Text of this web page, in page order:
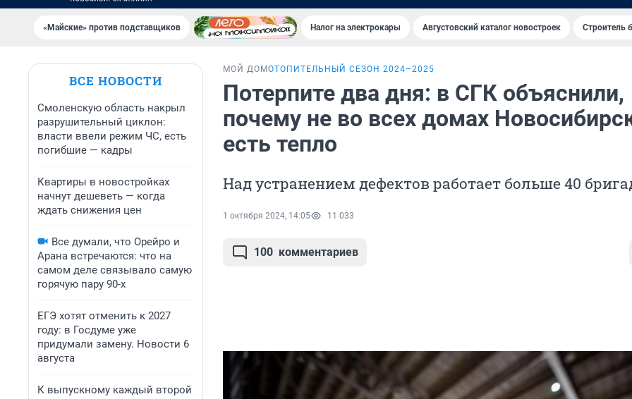
«Майские» против подставщиков Налог на электрокары Августовский каталог новостроек Строитель
ВСЕ НОВОСТИ
Смоленскую область накрыл
разрушительный циклон:
власти ввели режим ЧС, есть
погибшие — кадры
Квартиры в новостройках
начнут дешеветь — когда
ждать снижения цен
Все думали, что Орейро и
Арана встречаются: что на
самом деле связывало самую
горячую пару 90-х
ЕГЭ хотят отменить к 2027
году: в Госдуме уже
придумали замену. Новости 6
августа
К выпускному каждый второй
МОЙ ДОМОТОПИТЕЛЬНЫЙ СЕЗОН 2024–2025
Потерпите два дня: в СГК объяснили,
почему не во всех домах
есть тепло
Над устранением дефектов работает больше 40
1 октября 2024, 14:05 11 033
100 комментариев